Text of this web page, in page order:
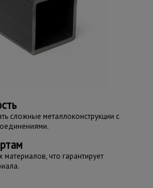
сложные металлоконструкции с
что гарантирует